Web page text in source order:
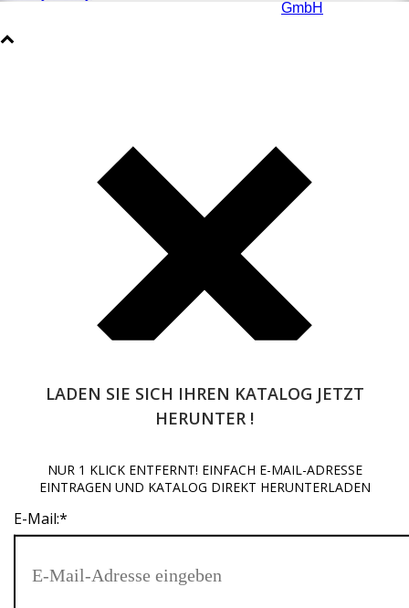
Beginnen Sie mit der Eingabe und drücken Sie Enter, um zu
LADEN SIE SICH IHREN KATALOG JETZT
HERUNTER !
NUR 1 KLICK ENTFERNT! EINFACH E-MAIL-ADRESSE
EINTRAGEN UND KATALOG DIREKT HERUNTERLADEN
E-Mail:*